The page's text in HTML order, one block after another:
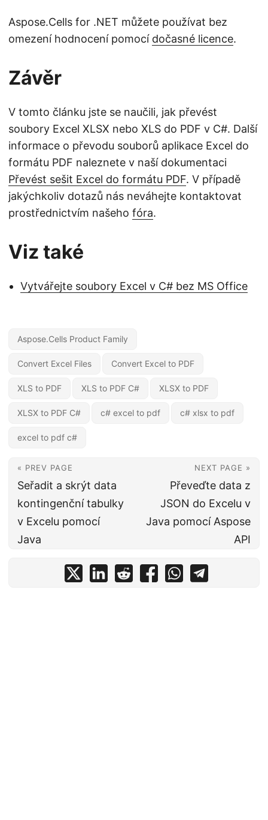
Aspose.Cells for .NET můžete používat bez
omezení hodnocení pomocí dočasné licence.
Závěr
V tomto článku jste se naučili, jak převést
soubory Excel XLSX nebo XLS do PDF v C#. Další
informace o převodu souborů aplikace Excel do
formátu PDF naleznete v naší dokumentaci
Převést sešit Excel do formátu PDF. V případě
jakýchkoliv dotazů nás neváhejte kontaktovat
prostřednictvím našeho fóra.
Viz také
Vytvářejte soubory Excel v C# bez MS Office
Aspose.Cells Product Family
Convert Excel Files Convert Excel to PDF
XLS to PDF XLS to PDF C# XLSX to PDF
XLSX to PDF C# c# excel to pdf c# xlsx to pdf
excel to pdf c#
« PREV PAGE
Seřadit a skrýt data
kontingenční tabulky
v Excelu pomocí
Java
NEXT PAGE »
Převeďte data z
JSON do Excelu v
Java pomocí Aspose
API